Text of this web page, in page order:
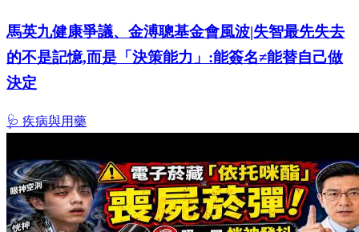
馬英九健康爭議、金溥聰基金會風波|失智最先失去
的不是記憶,而是「決策能力」:能簽名≠能替自己做
決定
🩺 疾病與用藥